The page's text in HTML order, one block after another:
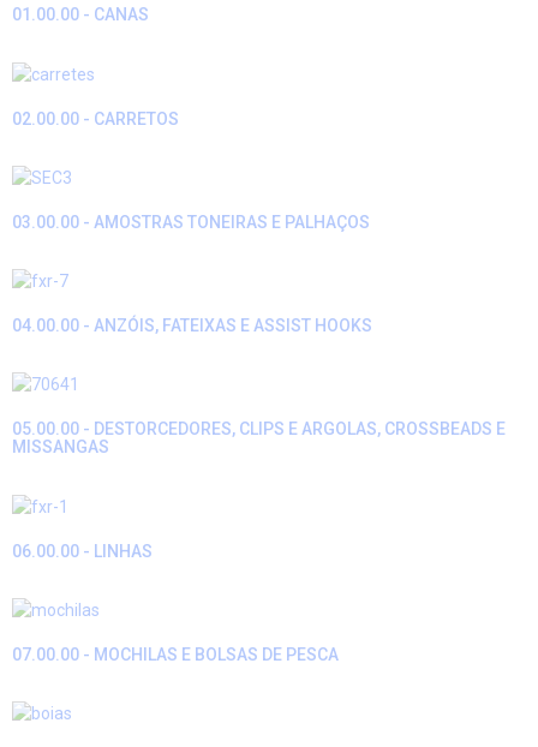
01.00.00 - CANAS
02.00.00 - CARRETOS
03.00.00 - AMOSTRAS TONEIRAS E PALHAÇOS
04.00.00 - ANZÓIS, FATEIXAS E ASSIST HOOKS
05.00.00 - DESTORCEDORES, CLIPS E ARGOLAS, CROSSBEADS E
MISSANGAS
06.00.00 - LINHAS
07.00.00 - MOCHILAS E BOLSAS DE PESCA